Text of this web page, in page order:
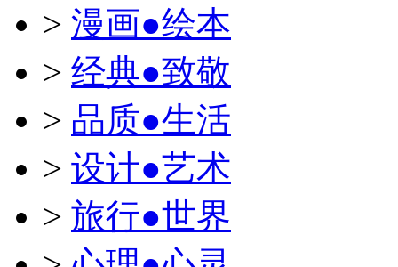
> 漫画●绘本
> 经典●致敬
> 品质●生活
> 设计●艺术
> 旅行●世界